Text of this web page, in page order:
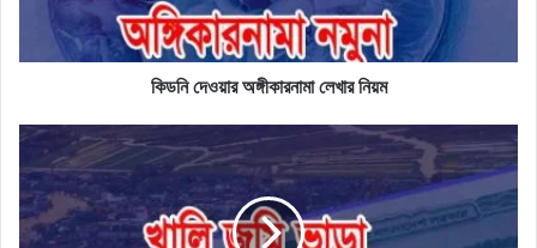
কিডনি দেওয়ার অঙ্গীকারনামা লেখার নিয়ম
খালি
ভাড়ার
চুক্তিপত্র,
জমির